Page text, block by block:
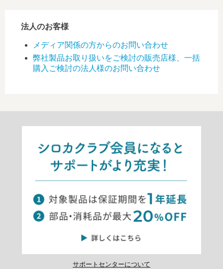
法人のお客様
メディア関係の方からのお問い合わせ
弊社製品お取り扱いをご検討の販売店様、一括
購入ご検討の法人様のお問い合わせ
サポートセンターについて